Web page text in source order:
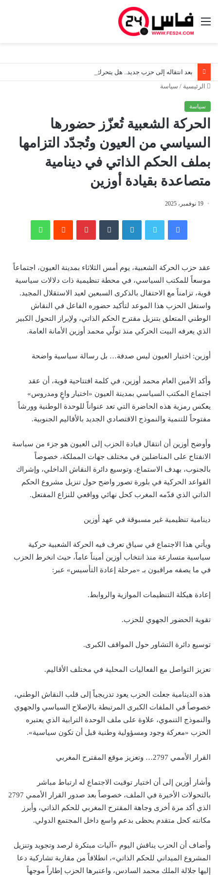
القائمة
الرئيسية / سياسة
سياسة
الحركة الشعبية تُعزّز حضورها
السياسي من العيون وتُجدّد التزامها
بملف الحكم الذاتي في دينامية
متصاعدة بقيادة أوزين
19 نوفمبر، 2025
فيسبوك لينكدإن بينتيريست
عقد حزب الحركة الشعبية، يوم أمس الثلاثاء بمدينة العيون، اجتماعاً
موسعاً للمكتب السياسي، في محطة تنظيمية ذات دلالات سياسية
قوية، تزامناً مع الاحتفال بالذكرى السبعين لعيد الاستقلال المجيد.
واستغل الحزب هذا الموعد لتأكيد حضوره الفاعل في النقاش
الوطني المتعلق بتنزيل مقترح الحكم الذاتي، ولإبراز التحول الكبير
الذي يعرفه البيت الحركي منذ تولّي محمد أوزين الأمانة العامة.
أوزين: اختيار العيون ليس صدفة… بل رسالة سياسية واضحة
وأكد الأمين العام محمد أوزين، في كلمة افتتاحية قوية، أن عقد
اجتماع المكتب السياسي بمدينة العيون «اختيار واعٍ ومدروس»
يعكس رمزية هذه الحاضرة التي تعد عنواناً للوحدة الوطنية وورشاً
مفتوحاً للتنمية والنموذج الاقتصادي الجديد بالأقاليم الجنوبية.
وأوضح أوزين أن انتقال قيادة الحزب إلى العيون هو جزء من سياسة
الانفتاح على المناضلين في مختلف جهات المملكة، خصوصاً
بالجنوب، بهدف الاستماع، وتوسيع دائرة النقاش الداخلي، وإشراك
القواعد الحركية في بلورة تصور واضح حول تنزيل مشروع الحكم
الذاتي الذي قدّمه المغرب كحل نهائي وواقعي للنزاع المفتعل.
دينامية تنظيمية غير مسبوقة في عهد أوزين
ويأتي هذا الاجتماع في سياق تعرف فيه الحركة الشعبية حركية
سياسية متسارعة منذ انتخاب أوزين أميناً عاماً، حيث انخرط الحزب
في ما يصفه مراقبون بـ «مرحلة إعادة التأسيس» عبر:
إعادة هيكلة التنظيمات الموازية والروابط.
تقوية الحضور الجهوي للحزب.
توسيع دائرة التشاور حول المواقف الكبرى.
تعزيز التواصل مع الفعاليات المحلية في مختلف الأقاليم.
هذه الدينامية جعلت الحزب يعود تدريجياً إلى قلب النقاش الوطني،
خصوصاً في الملفات الكبرى المرتبطة بالإصلاح السياسي والجهوي
والنموذج التنموي، علاوة على ملف الوحدة الترابية الذي يعتبره
الحزب «معركة وجود ومسؤولية وطنية قبل أن تكون سياسية».
القرار الأممي 2797… وتعزيز موقع المقترح المغربي
وأشار أوزين إلى أن اختيار توقيت الاجتماع له ارتباط مباشر
بالتحولات الأخيرة في الملف، خصوصاً بعد صدور القرار الأممي 2797
الذي أكد مرة أخرى وجاهة المقترح المغربي للحكم الذاتي، وأبرز
مكانته كحل متقدم يحظى بدعم واسع داخل المجتمع الدولي.
وأضاف أن الحزب يناقش اليوم «آليات مبتكرة لرصد وتجويد وتنزيل
المشروع الميداني للحكم الذاتي»، انطلاقاً من مقاربة تشاركية دعا
إليها جلالة الملك محمد السادس، واعتبرها الحزب إطاراً موجهاً